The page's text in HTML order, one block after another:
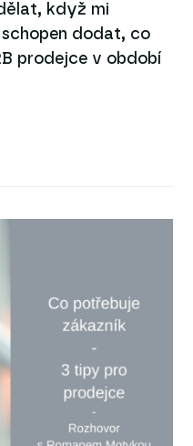
když mi
dodat, co
prodejce v období